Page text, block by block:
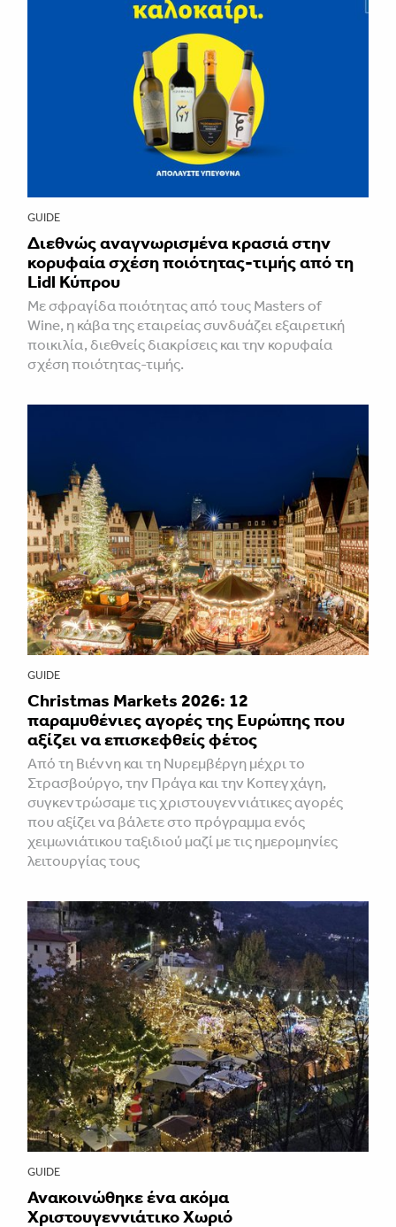
GUIDE
Διεθνώς αναγνωρισμένα κρασιά στην
κορυφαία σχέση ποιότητας-τιμής από τη
Lidl Κύπρου
Με σφραγίδα ποιότητας από τους Masters of
Wine, η κάβα της εταιρείας συνδυάζει εξαιρετική
ποικιλία, διεθνείς διακρίσεις και την κορυφαία
σχέση ποιότητας-τιμής.
GUIDE
Christmas Markets 2026: 12
παραμυθένιες αγορές της Ευρώπης που
αξίζει να επισκεφθείς φέτος
Από τη Βιέννη και τη Νυρεμβέργη μέχρι το
Στρασβούργο, την Πράγα και την Κοπεγχάγη,
συγκεντρώσαμε τις χριστουγεννιάτικες αγορές
που αξίζει να βάλετε στο πρόγραμμα ενός
χειμωνιάτικου ταξιδιού μαζί με τις ημερομηνίες
λειτουργίας τους
GUIDE
Ανακοινώθηκε ένα ακόμα
Χριστουγεννιάτικο Χωριό